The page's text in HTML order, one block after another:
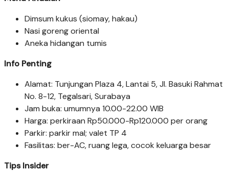
Dimsum kukus (siomay, hakau)
Nasi goreng oriental
Aneka hidangan tumis
Info Penting
Alamat: Tunjungan Plaza 4, Lantai 5, Jl. Basuki Rahmat
No. 8-12, Tegalsari, Surabaya
Jam buka: umumnya 10.00-22.00 WIB
Harga: perkiraan Rp50.000-Rp120.000 per orang
Parkir: parkir mal; valet TP 4
Fasilitas: ber-AC, ruang lega, cocok keluarga besar
Tips Insider